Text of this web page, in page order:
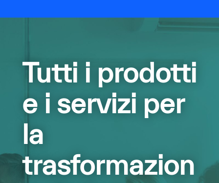
Tutti i prodotti
e i servizi per
la
trasformazion